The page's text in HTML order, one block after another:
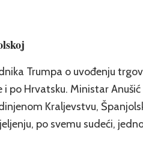
Trumpa o uvođenju
po Hrvatsku. Ministar
Kraljevstvu,
po svemu sudeći,